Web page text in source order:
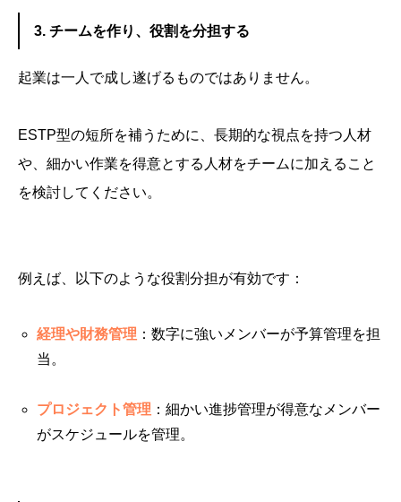
3. チームを作り、役割を分担する
起業は一人で成し遂げるものではありません。
ESTP型の短所を補うために、長期的な視点を持つ人材
や、細かい作業を得意とする人材をチームに加えること
を検討してください。
例えば、以下のような役割分担が有効です：
経理や財務管理 ：数字に強いメンバーが予算管理を担
当。
プロジェクト管理 ：細かい進捗管理が得意なメンバー
がスケジュールを管理。